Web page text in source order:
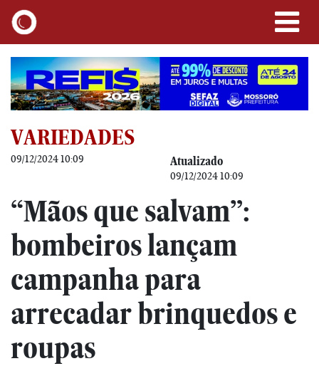
VARIEDADES
09/12/2024 10:09 Atualizado
09/12/2024 10:09
“Mãos que salvam”:
bombeiros lançam
campanha para
arrecadar brinquedos e
roupas